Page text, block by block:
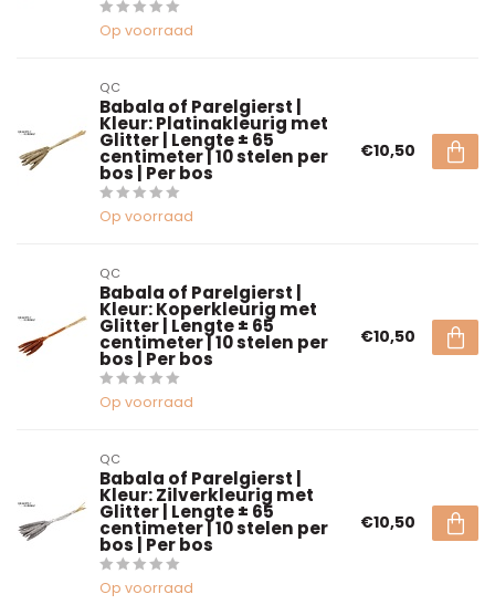
Op voorraad
QC
Babala of Parelgierst |
Kleur: Platinakleurig met
Glitter | Lengte ± 65
centimeter | 10 stelen per
bos | Per bos
Op voorraad
€10,50
QC
Babala of Parelgierst |
Kleur: Koperkleurig met
Glitter | Lengte ± 65
centimeter | 10 stelen per
bos | Per bos
Op voorraad
€10,50
QC
Babala of Parelgierst |
Kleur: Zilverkleurig met
Glitter | Lengte ± 65
centimeter | 10 stelen per
bos | Per bos
Op voorraad
€10,50